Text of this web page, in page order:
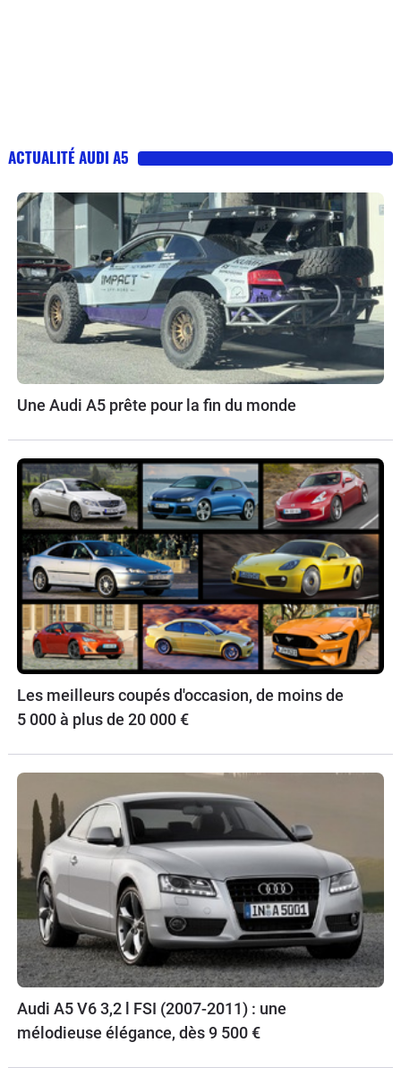
ACTUALITÉ AUDI A5
Une Audi A5 prête pour la fin du monde
Les meilleurs coupés d'occasion, de moins de
5 000 à plus de 20 000 €
Audi A5 V6 3,2 l FSI (2007-2011) : une
mélodieuse élégance, dès 9 500 €